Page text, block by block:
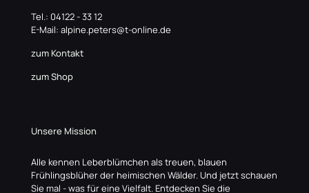
Tel.: 04122 - 33 12
E-Mail: alpine.peters@t-online.de
zum Kontakt
zum Shop
Unsere Mission
Alle kennen Leberblümchen als treuen, blauen
Frühlingsblüher der heimischen Wälder. Und jetzt schauen
Sie mal - was für eine Vielfalt. Entdecken Sie die